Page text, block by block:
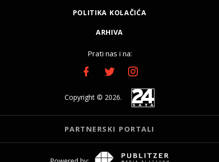
POLITIKA KOLAČIĆA
ARHIVA
Prati nas i na:
Copyright © 2026.
PARTNERSKI PORTALI